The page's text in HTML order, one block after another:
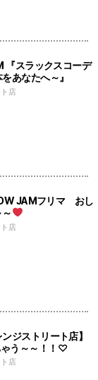
『スラックスコーデ
あなたへ～』
店
JAMフリマ おし
店
ジストリート店】
ゃう～～！！♡
店